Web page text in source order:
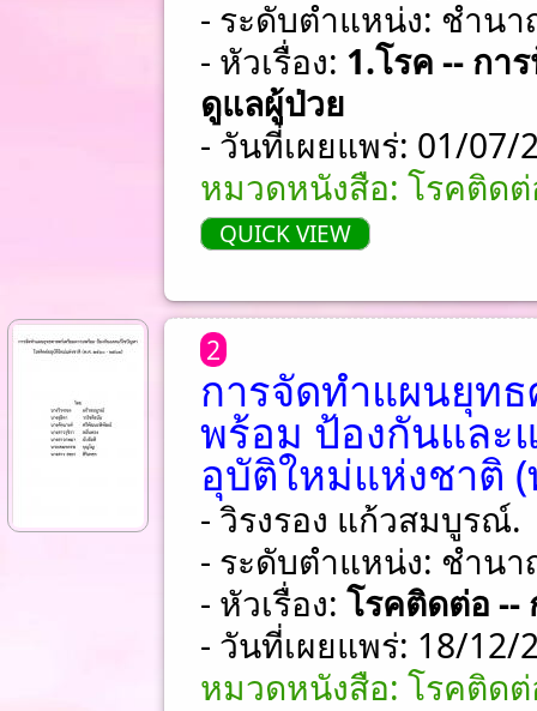
- ระดับตำแหน่ง: ชําน
- หัวเรื่อง: 1.โรค -- กา
ดูแลผู้ป่วย
- วันที่เผยแพร่: 01/07/
หมวดหนังสือ: โรคติด
QUICK VIEW
2
การจัดทำแผนยุท
พร้อม ป้องกันแล
อุบัติใหม่แห่งชาติ
- วิรงรอง แก้วสมบูรณ์.
- ระดับตำแหน่ง: ชําน
- หัวเรื่อง: โรคติดต่อ --
- วันที่เผยแพร่: 18/12/
หมวดหนังสือ: โรคติด